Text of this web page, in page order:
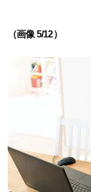
（画像 5/12）